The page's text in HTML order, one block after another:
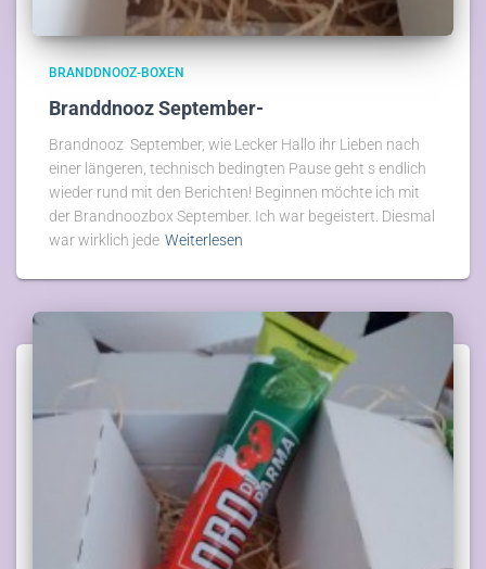
BRANDDNOOZ-BOXEN
Branddnooz September-
Brandnooz September, wie Lecker Hallo ihr Lieben nach
einer längeren, technisch bedingten Pause geht s endlich
wieder rund mit den Berichten! Beginnen möchte ich mit
der Brandnoozbox September. Ich war begeistert. Diesmal
war wirklich jede Weiterlesen